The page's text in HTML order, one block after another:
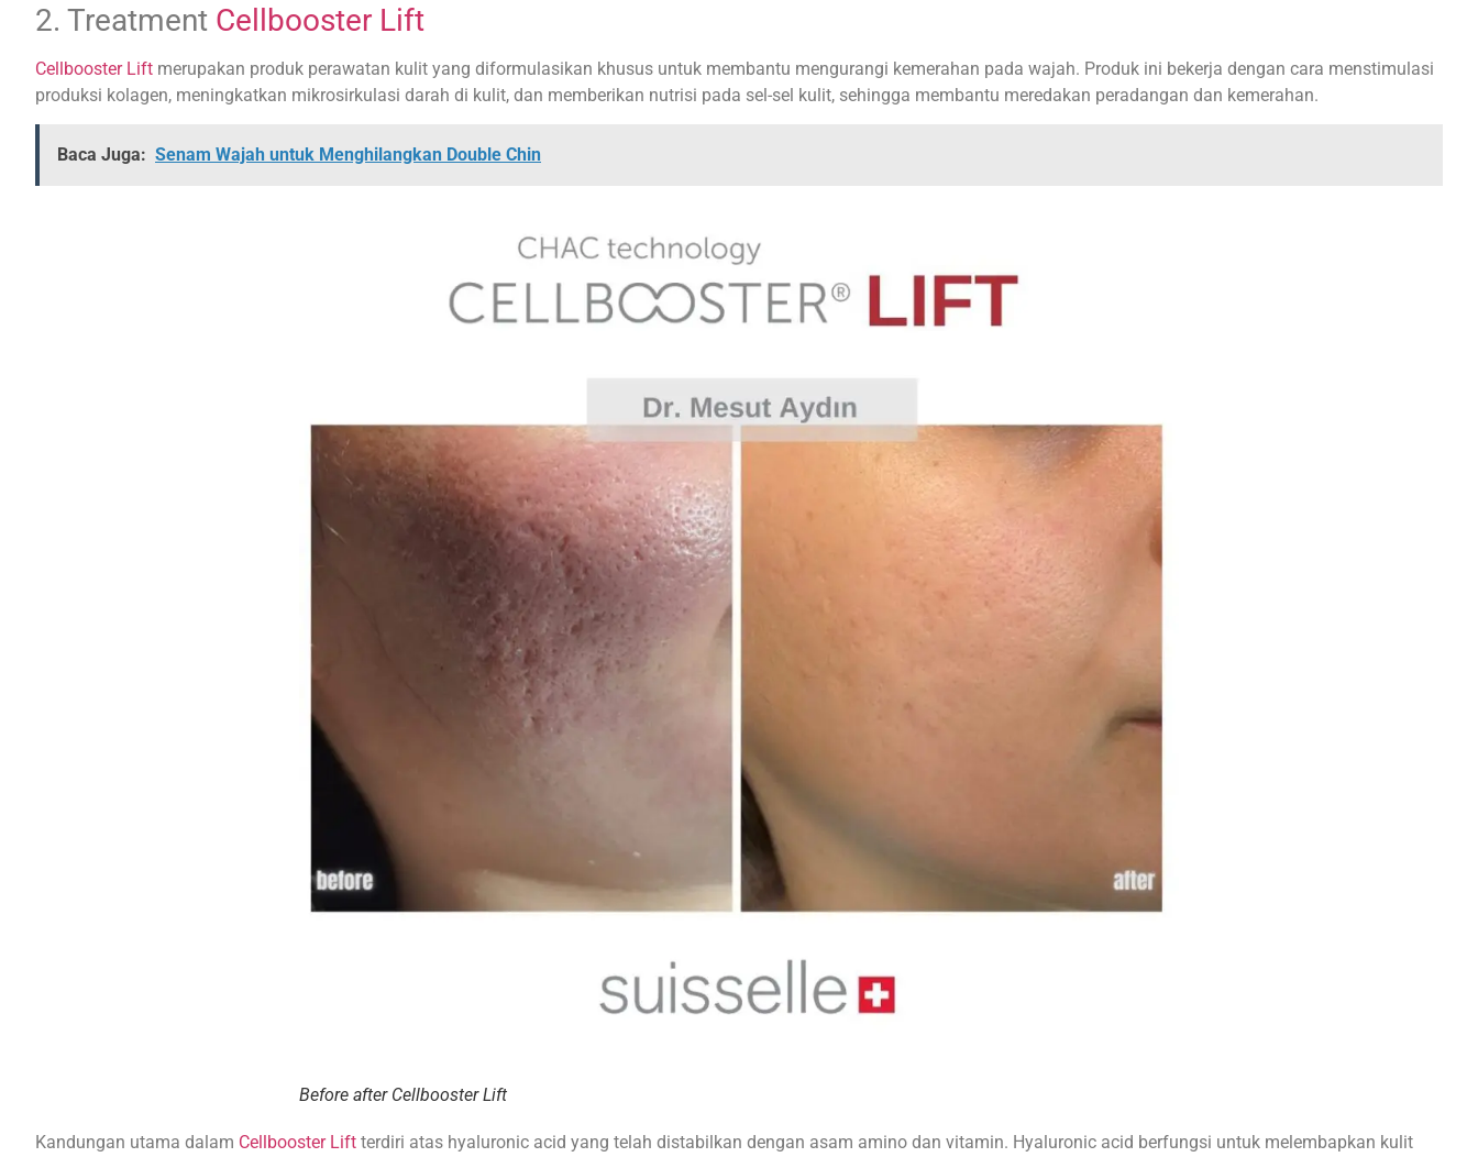
2. Treatment Cellbooster Lift
Cellbooster Lift merupakan produk perawatan kulit yang diformulasikan khusus untuk membantu mengurangi kemerahan pada wajah. Produk ini bekerja dengan cara menstimulasi
produksi kolagen, meningkatkan mikrosirkulasi darah di kulit, dan memberikan nutrisi pada sel-sel kulit, sehingga membantu meredakan peradangan dan kemerahan.
Baca Juga: Senam Wajah untuk Menghilangkan Double Chin
Before after Cellbooster Lift
Kandungan utama dalam Cellbooster Lift terdiri atas hyaluronic acid yang telah distabilkan dengan asam amino dan vitamin. Hyaluronic acid berfungsi untuk melembapkan kulit